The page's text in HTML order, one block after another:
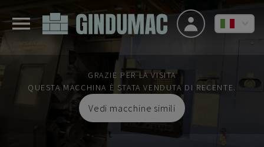
GRAZIE PER LA VISITA
QUESTA MACCHINA È STATA VENDUTA DI RECENTE.
Vedi macchine simili